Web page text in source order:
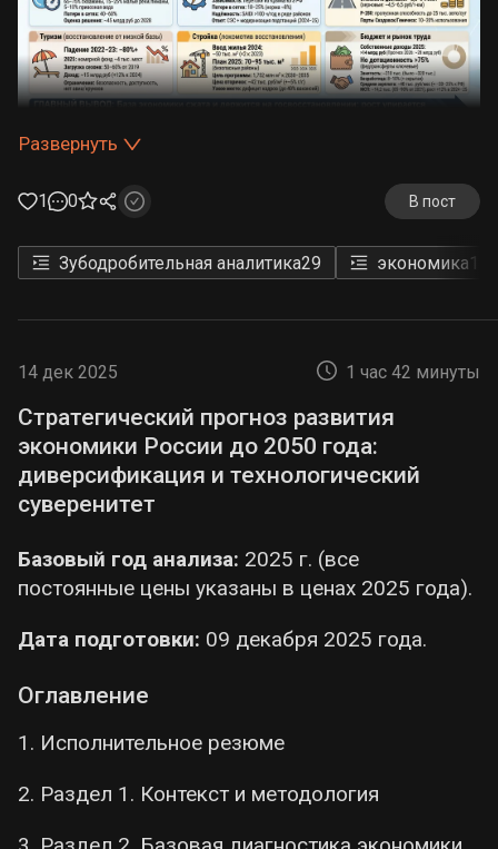
Демографическая трансформация:
Население области на контролируемых
территориях оценивается от450 до 520
начале 2022 года). Максимальное
прилегающих районах, находящихся в
прифронтовой зоне. Относительно
стабильная демография сохраняется в
курортных Геническе и Скадовске
Падение и сдвиг структуры ВРП:
Валовой региональный продукт
сократился до ~45–58 млрд рубв 2025
уровня 2021 года
сдвигэкономики. Если до 2022 г.
то сейчас растут доли строительства и
государственного сектора благодаря
Развернуть
1 0 В пост
Зубодробительная аналитика29 экономика162
14 дек 2025 1 час 42 минуты
Стратегический прогноз развития
экономики России до 2050 года:
диверсификация и технологический
суверенитет
Базовый год анализа: 2025 г. (все
постоянные цены указаны в ценах 2025 года).
Дата подготовки: 09 декабря 2025 года.
Оглавление
1. Исполнительное резюме
2. Раздел 1. Контекст и методология